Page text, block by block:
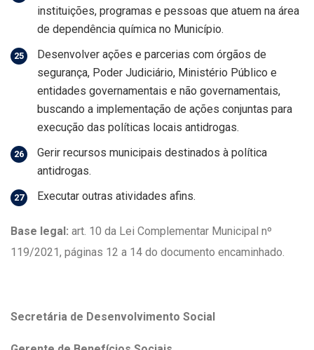
instituições, programas e pessoas que atuem na área
de dependência química no Município.
Desenvolver ações e parcerias com órgãos de
segurança, Poder Judiciário, Ministério Público e
entidades governamentais e não governamentais,
buscando a implementação de ações conjuntas para
execução das políticas locais antidrogas.
Gerir recursos municipais destinados à política
antidrogas.
Executar outras atividades afins.
Base legal: art. 10 da Lei Complementar Municipal nº
119/2021, páginas 12 a 14 do documento encaminhado.
Secretária de Desenvolvimento Social